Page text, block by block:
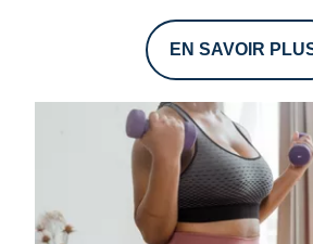
EN SAVOIR